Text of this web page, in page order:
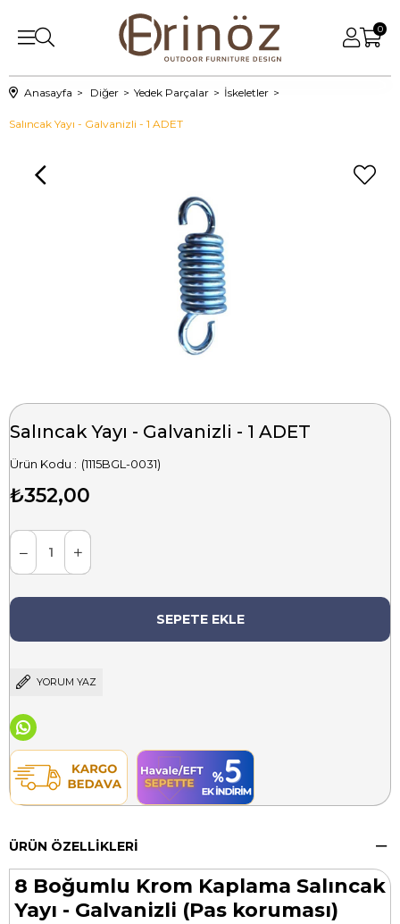
0
Anasayfa Diğer Yedek Parçalar İskeletler
Salıncak Yayı - Galvanizli - 1 ADET
Salıncak Yayı - Galvanizli - 1 ADET
(1115BGL-0031)
₺352,00
YORUM YAZ
ÜRÜN ÖZELLIKLERI
8 Boğumlu Krom Kaplama Salıncak
Yayı - Galvanizli (Pas koruması)